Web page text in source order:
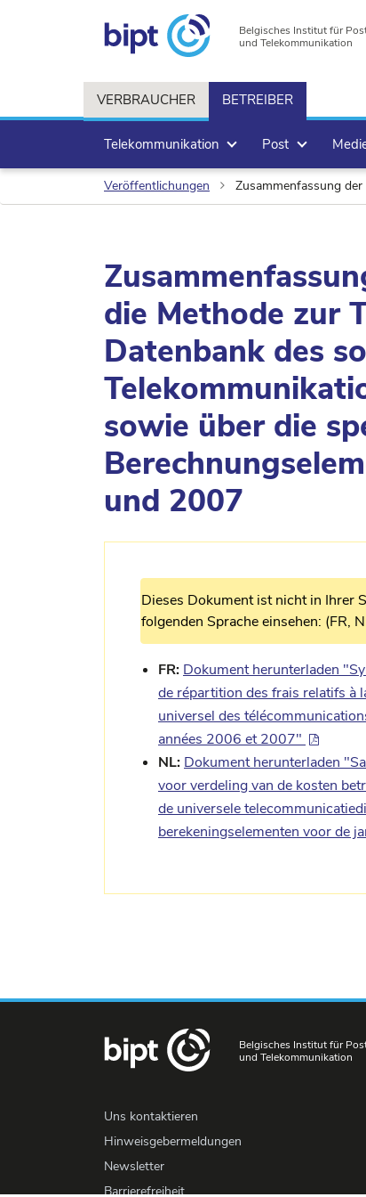
Belgisches Institut für
und Telekommunikation
VERBRAUCHER BETREIBER
Telekommunikation Post
Veröffentlichungen Zusammenfassung der
die Methode zur
Datenbank des
sowie über die
und 2007
Dieses Dokument ist nicht in Ihrer
folgenden Sprache einsehen: (FR,
FR: Dokument herunterladen
de répartition des frais relatifs à
universel des
années 2006 et 2007"
NL: Dokument herunterladen
voor verdeling van de kosten
de universele
berekeningselementen voor de
Belgisches Institut für
und Telekommunikation
Uns kontaktieren
Hinweisgebermeldungen
Newsletter
Barrierefreiheit